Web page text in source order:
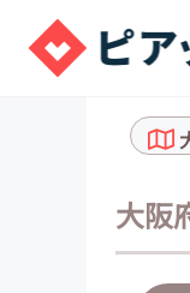
大阪